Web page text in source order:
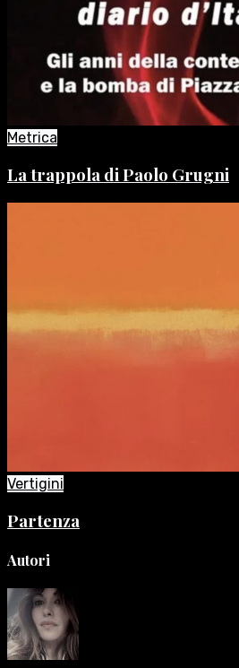
Metrica
La trappola di Paolo Grugni
Vertigini
Partenza
Autori